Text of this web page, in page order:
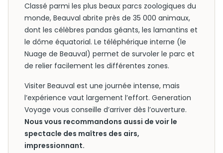
Classé parmi les plus beaux parcs zoologiques du
monde, Beauval abrite près de 35 000 animaux,
dont les célèbres pandas géants, les lamantins et
le dôme équatorial. Le téléphérique interne (le
Nuage de Beauval) permet de survoler le parc et
de relier facilement les différentes zones.
Visiter Beauval est une journée intense, mais
l’expérience vaut largement l’effort. Generation
Voyage vous conseille d’arriver dès l’ouverture.
Nous vous recommandons aussi de voir le
spectacle des maîtres des airs,
impressionnant.